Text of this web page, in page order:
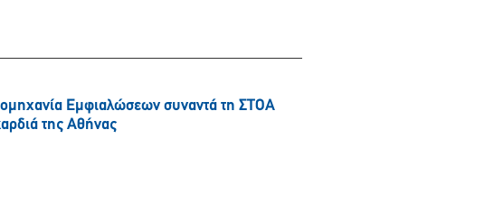
Εμφιαλώσεων συναντά τη ΣΤΟΑ
της Αθήνας